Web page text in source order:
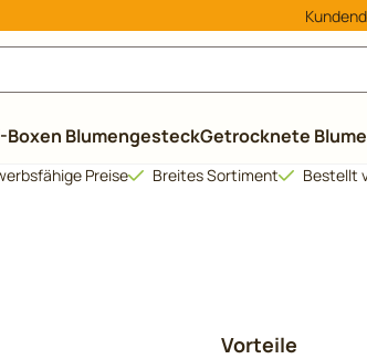
zulassen.
Boxen BlumengesteckGetrocknete
Preise Breites Sortiment Bestellt
Vorteile